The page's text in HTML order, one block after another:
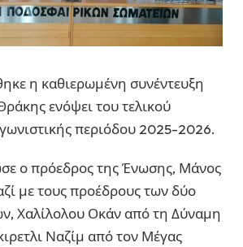
η καθιερωμένη συνέντευξη
ενόψει του τελικού
περιόδου 2025-2026.
ο πρόεδρος της Ένωσης, Μάνος
με τους προέδρους των δύο
Χαλίλολου Οκάν από τη Δύναμη
Ναζίμ από τον Μέγας